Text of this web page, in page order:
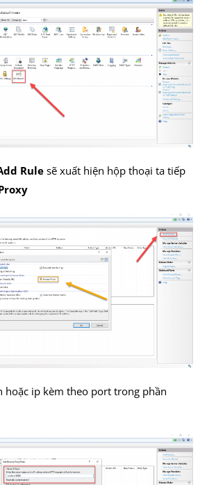
Rule sẽ xuất hiện hộp thoại ta tiếp
hoặc ip kèm theo port trong phần